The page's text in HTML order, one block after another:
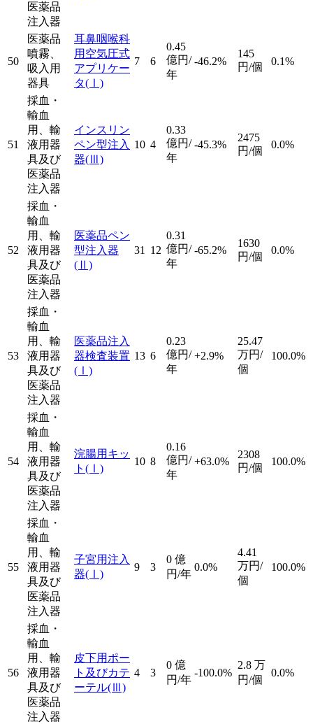
医薬品
注入器
50
医薬品
噴霧、
吸入用
器具
耳鼻咽喉科
用空気圧式
アプリケー
タ(Ⅰ)
7 6
0.45
億円/
年
-46.2%
145
円/個
0.1%
51
採血・
輸血
用、輸
液用器
具及び
医薬品
注入器
インスリン
ペン型注入
器(Ⅲ)
10 4
0.33
億円/
年
-45.3%
2475
円/個
0.0%
52
採血・
輸血
用、輸
液用器
具及び
医薬品
注入器
医薬品ペン
型注入器
(Ⅱ)
31 12
0.31
億円/
年
-65.2%
1630
円/個
0.0%
53
採血・
輸血
用、輸
液用器
具及び
医薬品
注入器
医薬品注入
器検査装置
(Ⅰ)
13 6
0.23
億円/
年
+2.9%
25.47
万円/
個
100.0%
54
採血・
輸血
用、輸
液用器
具及び
医薬品
注入器
浣腸用キッ
ト (Ⅰ)
10 8
0.16
億円/
年
+63.0%
2308
円/個
100.0%
55
採血・
輸血
用、輸
液用器
具及び
医薬品
注入器
子宮用注入
器(Ⅰ)
9 3
0 億
円/年
0.0%
4.41
万円/
個
100.0%
56
採血・
輸血
用、輸
液用器
具及び
医薬品
注入器
皮下用ポー
ト及びカテ
ーテル(Ⅲ)
4 3
0 億
円/年
-100.0%
2.8 万
円/個
0.0%